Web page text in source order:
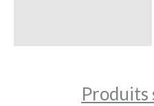
Produits